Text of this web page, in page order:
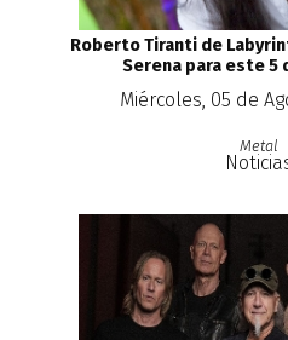
Roberto Tiranti de
Serena para este 5
Miércoles, 05 de
Metal